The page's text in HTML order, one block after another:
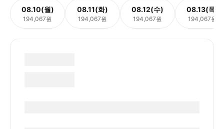
08.10(월)
194,067원
08.11(화)
194,067원
08.12(수)
194,067원
08.13(목)
194,067원